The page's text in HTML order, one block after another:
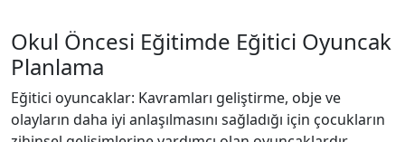
Okul Öncesi Eğitimde Eğitici Oyuncak
Planlama
Eğitici oyuncaklar: Kavramları geliştirme, obje ve
olayların daha iyi anlaşılmasını sağladığı için çocukların